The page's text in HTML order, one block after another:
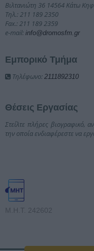
Βιλτανιώτη 36 14564 Κάτω
Τηλ.: 211 189 2350
Fax.: 211 189 2359
e-mail: info@dromosfm.gr
Εμπορικό Τμήμα
Τηλέφωνο: 2111892310
Θέσεις Εργασίας
Στείλτε πλήρες βιογραφικό,
την οποία ενδιαφέρεστε να
Μ.Η.Τ. 242602